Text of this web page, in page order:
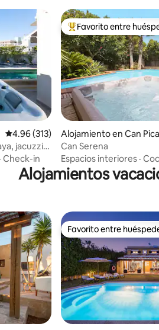
Calificación promedio: 4.96 de 5, 313
4.96 (313)
jacuzzi,
· Check-in
Favorito entre
Favorito entre
Alojamiento en Can
Can Serena
Espacios interiores ·
Alojamientos
Favorito entre
Favorito entre